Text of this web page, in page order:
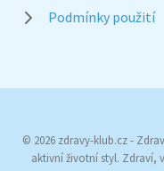
Podmínky použití
© 2026 zdravy-klub.cz -
aktivní životní styl. Zdraví,